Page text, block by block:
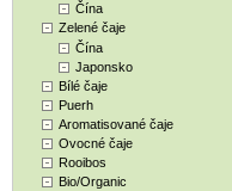
Čína
Zelené čaje
Čína
Japonsko
Bílé čaje
Puerh
Aromatisované čaje
Ovocné čaje
Rooibos
Bio/Organic